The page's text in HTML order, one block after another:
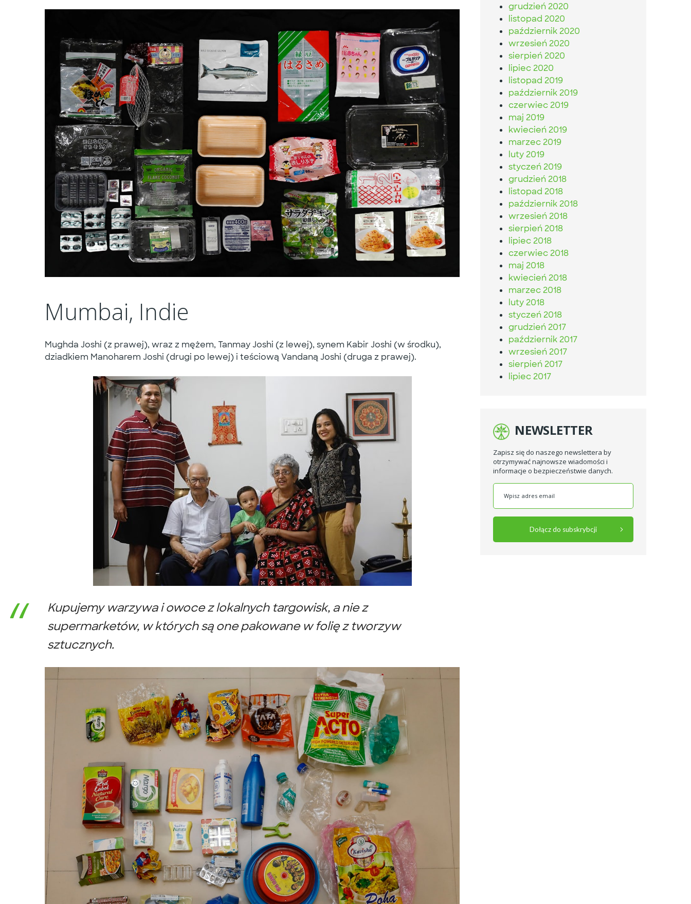
Mumbai, Indie
Mughda Joshi (z prawej), wraz z mężem, Tanmay Joshi (z lewej), synem Kabir Joshi (w środku),
dziadkiem Manoharem Joshi (drugi po lewej) i teściową Vandaną Joshi (druga z prawej).
Kupujemy warzywa i owoce z lokalnych targowisk, a nie z
supermarketów, w których są one pakowane w folię z tworzyw
sztucznych.
grudzień 2020
listopad 2020
październik 2020
wrzesień 2020
sierpień 2020
lipiec 2020
listopad 2019
październik 2019
czerwiec 2019
maj 2019
kwiecień 2019
marzec 2019
luty 2019
styczeń 2019
grudzień 2018
listopad 2018
październik 2018
wrzesień 2018
sierpień 2018
lipiec 2018
czerwiec 2018
maj 2018
kwiecień 2018
marzec 2018
luty 2018
styczeń 2018
grudzień 2017
październik 2017
wrzesień 2017
sierpień 2017
lipiec 2017
NEWSLETTER
Zapisz się do naszego newslettera by
otrzymywać najnowsze wiadomości i
informacje o bezpieczeństwie danych.